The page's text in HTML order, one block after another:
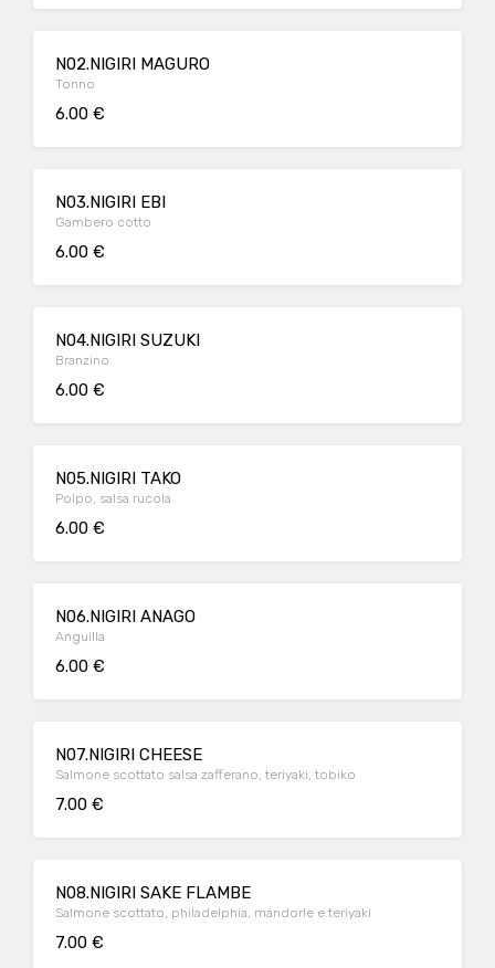
N02.NIGIRI MAGURO
Tonno
6.00 €
N03.NIGIRI EBI
Gambero cotto
6.00 €
N04.NIGIRI SUZUKI
Branzino
6.00 €
N05.NIGIRI TAKO
Polpo, salsa rucola
6.00 €
N06.NIGIRI ANAGO
Anguilla
6.00 €
N07.NIGIRI CHEESE
Salmone scottato salsa zafferano, teriyaki, tobiko
7.00 €
N08.NIGIRI SAKE FLAMBE
Salmone scottato, philadelphia, mandorle e teriyaki
7.00 €